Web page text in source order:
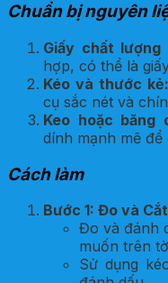
Chuẩn bị nguyên
Giấy chất lượng
hợp, có thể là
Kéo và thước kẻ:
cụ sắc nét và
Keo hoặc băng
dính mạnh mẽ
Cách làm
Bước 1: Đo và
Đo và đánh
muốn trên
Sử dụng